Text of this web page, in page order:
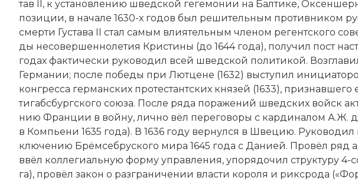
тав II, к ус­та­нов­ле­нию шведской ге­ге­мо­нии на Бал­ти­ке,
по­зи­ции, в начале 1630-х годов был ре­ши­тель­ным про­тив­ни­ком
смер­ти Гус­та­ва II стал са­мым влия­тель­ным чле­ном ре­гент­ско­го
ды не­со­вер­шен­но­ле­тия Кри­сти­ны (до 1644 года), по­лу­чил пост
годах фак­ти­че­ски ру­ко­во­дил всей шведской по­ли­ти­кой.
Гер­ма­нии; по­сле по­бе­ды при Лют­це­не (1632) вы­сту­пил
кон­грес­са германских про­тес­тант­ских кня­зей (1633), при­знав­ше­го
ти­габс­бург­ско­го сою­за. По­сле ря­да по­ра­же­ний шведских войск
нию Фран­ции в вой­ну, лич­но вёл пе­ре­го­во­ры с кар­ди­на­лом А.Ж.
в Ком­пь­е­ни 1635 года). В 1636 году вер­нул­ся в Шве­цию.
клю­че­нию Брём­се­бру­ско­го ми­ра 1645 года с Да­ни­ей. Про­вёл ряд
ввёл кол­ле­ги­аль­ную фор­му управ­ле­ния, упо­ря­до­чил струк­ту­ру 4-
га), про­вёл за­кон о раз­гра­ни­че­нии вла­сти ко­ро­ля и рик­сро­да